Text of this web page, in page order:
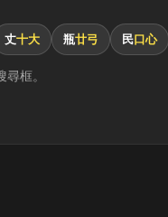
丈十大 瓶廿弓 民口心
框。